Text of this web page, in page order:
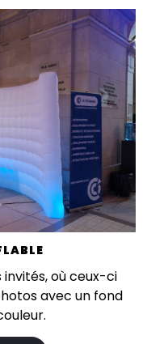
invités, où ceux-ci
avec un fond